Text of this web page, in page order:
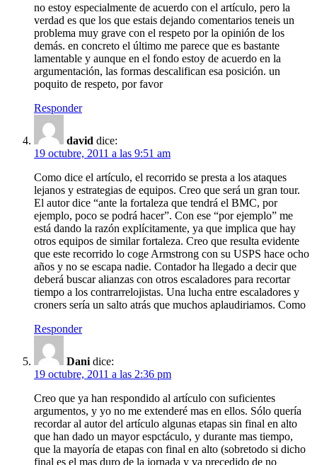
no estoy especialmente de acuerdo con el artículo, pero la
verdad es que los que estais dejando comentarios teneis un
problema muy grave con el respeto por la opinión de los
demás. en concreto el último me parece que es bastante
lamentable y aunque en el fondo estoy de acuerdo en la
argumentación, las formas descalifican esa posición. un
poquito de respeto, por favor
Responder
david dice:
19 octubre, 2011 a las 9:51 am
Como dice el artículo, el recorrido se presta a los ataques
lejanos y estrategias de equipos. Creo que será un gran tour.
El autor dice “ante la fortaleza que tendrá el BMC, por
ejemplo, poco se podrá hacer”. Con ese “por ejemplo” me
está dando la razón explícitamente, ya que implica que hay
otros equipos de similar fortaleza. Creo que resulta evidente
que este recorrido lo coge Armstrong con su USPS hace ocho
años y no se escapa nadie. Contador ha llegado a decir que
deberá buscar alianzas con otros escaladores para recortar
tiempo a los contrarrelojistas. Una lucha entre escaladores y
croners sería un salto atrás que muchos aplaudiriamos. Como
Responder
Dani dice:
19 octubre, 2011 a las 2:36 pm
Creo que ya han respondido al artículo con suficientes
argumentos, y yo no me extenderé mas en ellos. Sólo quería
recordar al autor del artículo algunas etapas sin final en alto
que han dado un mayor espctáculo, y durante mas tiempo,
que la mayoría de etapas con final en alto (sobretodo si dicho
final es el mas duro de la jornada y va precedido de no